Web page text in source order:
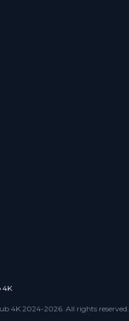
4K
4K 2024-2026. All rights reserved.